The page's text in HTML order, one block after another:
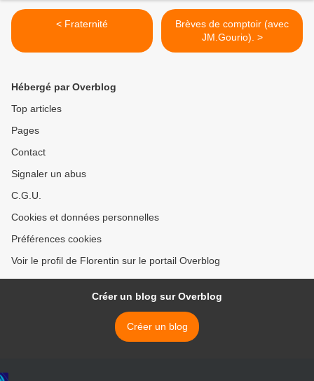
< Fraternité
Brèves de comptoir (avec
JM.Gourio). >
Hébergé par Overblog
Top articles
Pages
Contact
Signaler un abus
C.G.U.
Cookies et données personnelles
Préférences cookies
Voir le profil de Florentin sur le portail Overblog
Créer un blog sur Overblog
Créer un blog